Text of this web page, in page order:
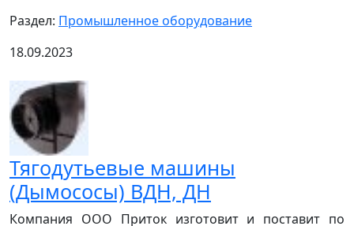
Раздел: Промышленное оборудование
18.09.2023
Тягодутьевые машины
(Дымососы) ВДН, ДН
Компания ООО Приток изготовит и поставит по